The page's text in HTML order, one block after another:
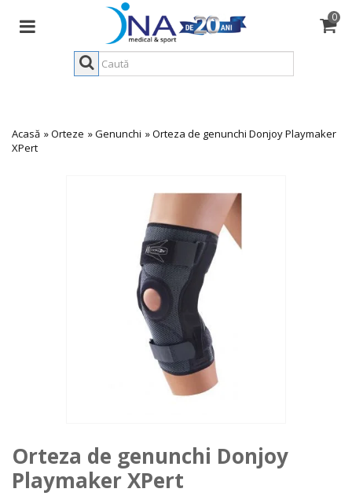
0
Acasă »Orteze »Genunchi »Orteza de genunchi Donjoy Playmaker
XPert
Orteza de genunchi Donjoy
Playmaker XPert